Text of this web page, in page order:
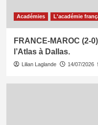
Académies L'académie
FRANCE-MAROC (2-
l’Atlas à Dallas.
Lilian Laglande 14/07/2026